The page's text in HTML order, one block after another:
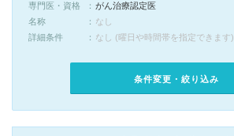
専門医・資格
がん治療認定医
名称
なし
詳細条件
なし (曜日や時間帯を指定できます)
条件変更・絞り込み